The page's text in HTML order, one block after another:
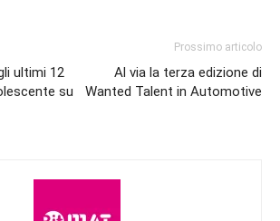
ultimi 12
su
Prossimo articolo
Al via la terza edizione di
Wanted Talent in Automotive